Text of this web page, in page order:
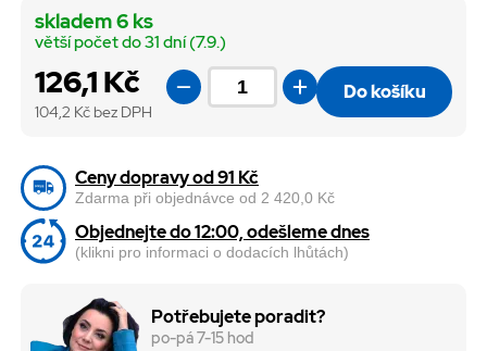
126,1 Kč
104,2 Kč bez DPH
skladem 6 ks
větší počet do 31 dní (7.9.)
Do košíku
Ceny dopravy od 91 Kč
Zdarma při objednávce od 2 420,0 Kč
Objednejte do 12:00, odešleme dnes
(klikni pro informaci o dodacích lhůtách)
Potřebujete poradit?
po-pá 7-15 hod